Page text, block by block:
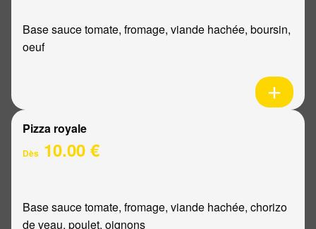
Base sauce tomate, fromage, viande hachée, boursin,
oeuf
Pizza royale
Dès 10.00 €
Base sauce tomate, fromage, viande hachée, chorizo
de veau, poulet, oignons